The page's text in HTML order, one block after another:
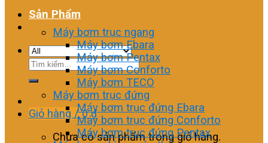
Tìm
Giỏ hàng /0₫
Chưa có sản phẩm trong giỏ hàng.
Sản Phẩm
Máy bơm trục ngang
Máy bơm Ebara
Máy bơm Pentax
Máy bơm Conforto
Máy bơm TECO
Máy bơm trục đứng
Máy bơm trục đứng Ebara
Máy bơm trục đứng Conforto
Máy bơm trục đứng Pentax